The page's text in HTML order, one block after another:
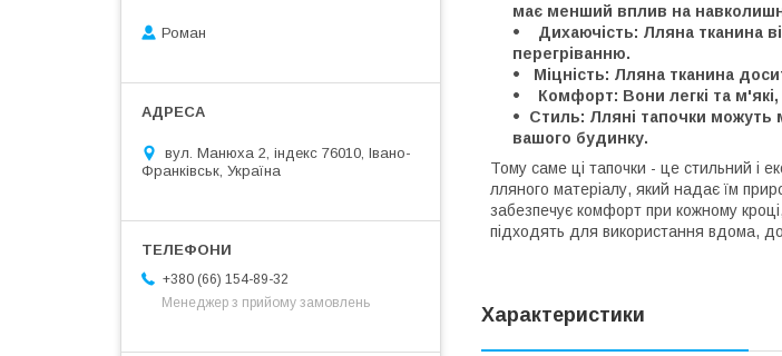
має менший вплив на
Дихаючість: Лляна тканина
перегріванню.
Міцність: Лляна тканина
Комфорт: Вони легкі та
Стиль: Лляні тапочки можуть
вашого будинку.
Тому саме ці тапочки - це стильний і
лляного матеріалу, який надає їм
забезпечує комфорт при кожному
підходять для використання вдома,
Характеристики
Роман
вул. Манюха 2, індекс 76010, Івано-
Франківськ, Україна
+380 (66) 154-89-32
Менеджер з прийому замовлень